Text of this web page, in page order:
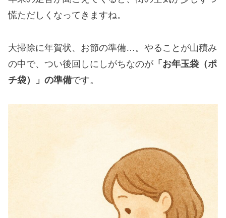
慌ただしくなってきますね。
大掃除に年賀状、お節の準備…。やることが山積み
の中で、つい後回しにしがちなのが 「お年玉袋（ポ
チ袋）」の準備です。